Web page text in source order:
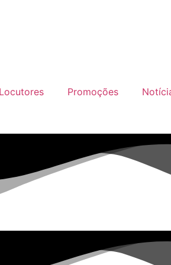
Locutores Promoções